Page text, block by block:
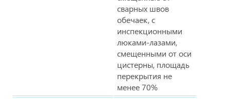
сварных швов
обечаек, с
инспекционными
люками-лазами,
смещенными от оси
цистерны, площадь
перекрытия не
менее 70%